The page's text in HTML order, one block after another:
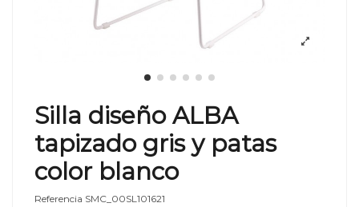
Silla diseño ALBA
tapizado gris y patas
color blanco
Referencia SMC_00SL101621